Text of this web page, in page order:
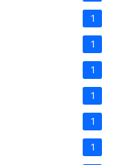
1
1
1
1
1
1